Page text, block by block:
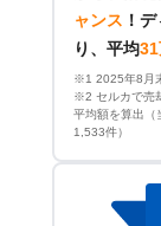
ャンス ！ デ
り、平均
※1 2025年8月
※2 セルカで売
平均額を算出
1,533件）